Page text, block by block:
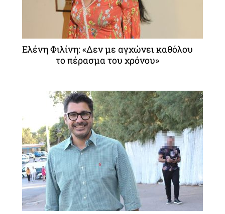
Ελένη Φιλίνη: «Δεν με αγχώνει καθόλου
το πέρασμα του χρόνου»